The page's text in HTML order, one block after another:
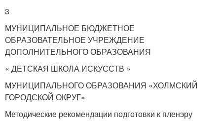
3
МУНИЦИПАЛЬНОЕ БЮДЖЕТНОЕ
ОБРАЗОВАТЕЛЬНОЕ УЧРЕЖДЕНИЕ
ДОПОЛНИТЕЛЬНОГО ОБРАЗОВАНИЯ
« ДЕТСКАЯ ШКОЛА ИСКУССТВ »
МУНИЦИПАЛЬНОГО ОБРАЗОВАНИЯ «ХОЛМСКИЙ
ГОРОДСКОЙ ОКРУГ»
Методические рекомендации подготовки к пленэру